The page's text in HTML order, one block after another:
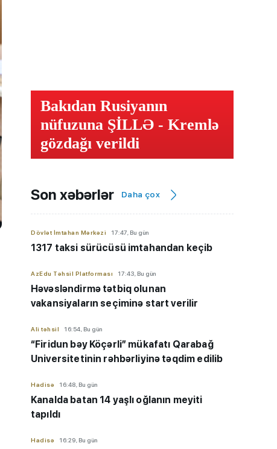
Bakıdan Rusiyanın
nüfuzuna ŞİLLƏ - Kremlə
gözdağı verildi
Son xəbərlər Daha çox
Dövlət İmtahan Mərkəzi 17:47, Bu gün
1317 taksi sürücüsü imtahandan keçib
AzEdu Təhsil Platforması 17:43, Bu gün
Həvəsləndirmə tətbiq olunan
vakansiyaların seçiminə start verilir
Ali təhsil 16:54, Bu gün
“Firidun bəy Köçərli” mükafatı Qarabağ
Universitetinin rəhbərliyinə təqdim edilib
Hadisə 16:48, Bu gün
Kanalda batan 14 yaşlı oğlanın meyiti
tapıldı
Hadisə 16:29, Bu gün